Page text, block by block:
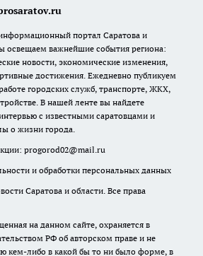
портал Саратова и
освещаем важнейшие события региона:
новости, экономические изменения,
достижения. Ежедневно публикуем
городских служб, транспорте, ЖКХ,
В нашей ленте вы найдете
с известными саратовцами и
о жизни города.
progorod02@mail.ru
и обработки персональных данных
Саратова и области. Все права
на данном сайте, охраняется в
РФ об авторском праве и не
кем-либо в какой бы то ни было форме, в